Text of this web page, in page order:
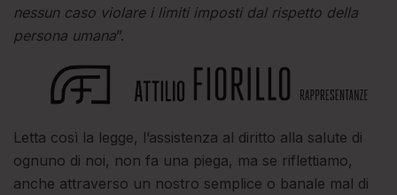
nessun caso violare i limiti imposti dal rispetto della
persona umana”.
Letta così la legge, l’assistenza al diritto alla salute di
ognuno di noi, non fa una piega, ma se riflettiamo,
anche attraverso un nostro semplice o banale mal di